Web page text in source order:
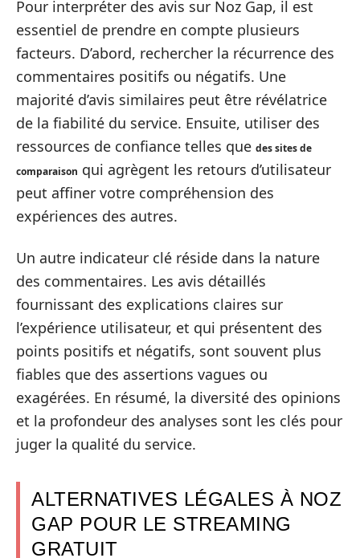
Pour interpréter des avis sur Noz Gap, il est
essentiel de prendre en compte plusieurs
facteurs. D’abord, rechercher la récurrence des
commentaires positifs ou négatifs. Une
majorité d’avis similaires peut être révélatrice
de la fiabilité du service. Ensuite, utiliser des
ressources de confiance telles que des sites de
comparaison qui agrègent les retours d’utilisateur
peut affiner votre compréhension des
expériences des autres.
Un autre indicateur clé réside dans la nature
des commentaires. Les avis détaillés
fournissant des explications claires sur
l’expérience utilisateur, et qui présentent des
points positifs et négatifs, sont souvent plus
fiables que des assertions vagues ou
exagérées. En résumé, la diversité des opinions
et la profondeur des analyses sont les clés pour
juger la qualité du service.
ALTERNATIVES LÉGALES À NOZ
GAP POUR LE STREAMING
GRATUIT